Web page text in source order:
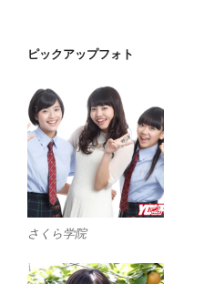
ピックアップフォト
さくら学院